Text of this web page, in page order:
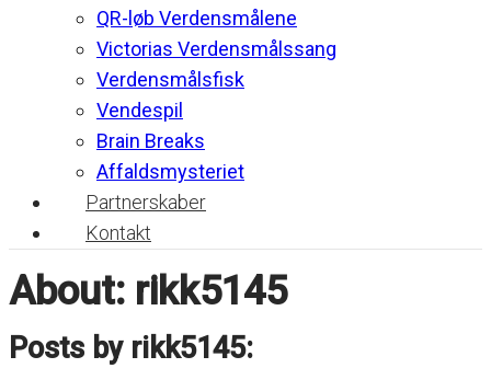
QR-løb Verdensmålene
Victorias Verdensmålssang
Verdensmålsfisk
Vendespil
Brain Breaks
Affaldsmysteriet
Partnerskaber
Kontakt
About: rikk5145
Posts by rikk5145: